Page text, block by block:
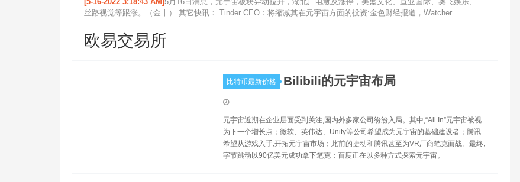
丝路视觉等跟涨。（金十） 其它快讯： Tinder CEO：将缩减其在元宇宙方面的投资:金色财经报道，Watcher...
欧易交易所
比特币最新价格 Bilibili的元宇宙布局
元宇宙近期在企业层面受到关注,国内外多家公司纷纷入局。其中,“All In”元宇宙被视
为下一个增长点；微软、英伟达、Unity等公司希望成为元宇宙的基础建设者；腾讯
希望从游戏入手,开拓元宇宙市场；此前的捷动和腾讯甚至为VR厂商笔克而战。最终,
字节跳动以90亿美元成功拿下笔克；百度正在以多种方式探索元宇宙。